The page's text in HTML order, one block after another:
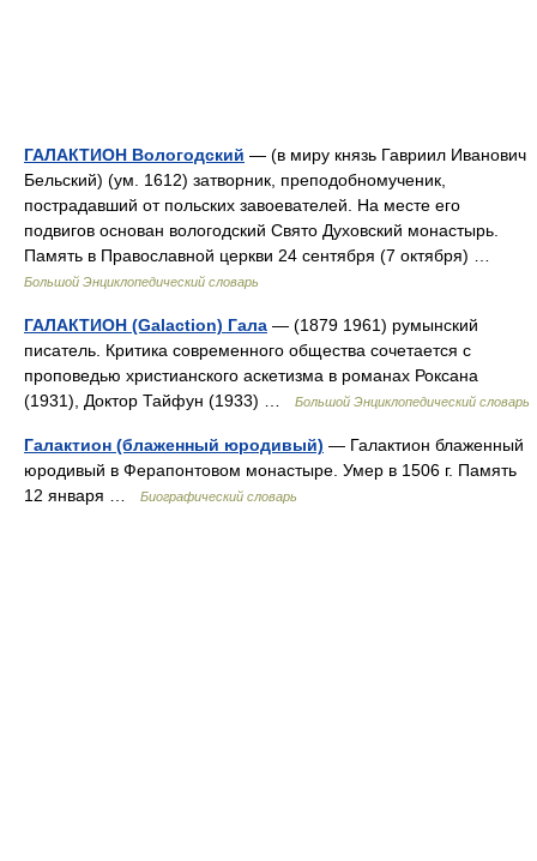
ГАЛАКТИОН Вологодский — (в миру князь Гавриил Иванович
Бельский) (ум. 1612) затворник, преподобномученик,
пострадавший от польских завоевателей. На месте его
подвигов основан вологодский Свято Духовский монастырь.
Память в Православной церкви 24 сентября (7 октября) …
Большой Энциклопедический словарь
ГАЛАКТИОН (Galaction) Гала — (1879 1961) румынский
писатель. Критика современного общества сочетается с
проповедью христианского аскетизма в романах Роксана
(1931), Доктор Тайфун (1933) …
Большой Энциклопедический словарь
Галактион (блаженный юродивый) — Галактион блаженный
юродивый в Ферапонтовом монастыре. Умер в 1506 г. Память
12 января …
Биографический словарь